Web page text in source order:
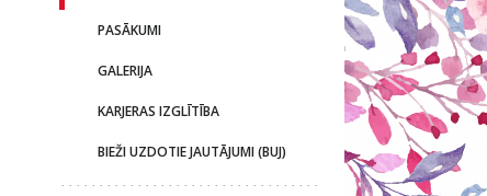
PASĀKUMI
GALERIJA
KARJERAS IZGLĪTĪBA
BIEŽI UZDOTIE JAUTĀJUMI (BUJ)